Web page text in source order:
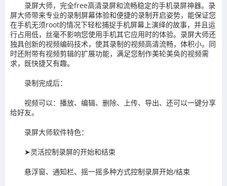
录屏大师，完全free高清录屏和流畅稳定的手机录屏神器。录
屏大师带来专业的录制屏幕体验和便捷的录制开启姿势，能保证您
在手机无须root的情况下轻松捕捉手机屏幕上演绎的故事，并且运
行占用低，丝毫不影响您使用手机其它应用时的体验。录屏大师还
独具创新的视频编码技术，使其录制的视频高清流畅，体积小。同
时还附带有视频剪辑的扩展功能，满足您制作美轮美奂的视频需
求，既快捷又有趣。
录制完成后：
视频可以：播放、编辑、删除、上传、导出、还可以一键分享
给好友。
录屏大师软件特色：
➤灵活控制录屏的开始和结束
悬浮窗、通知栏、摇一摇多种方式控制录屏开始/结束